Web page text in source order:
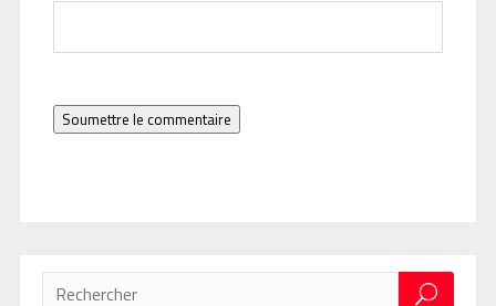
Soumettre le commentaire